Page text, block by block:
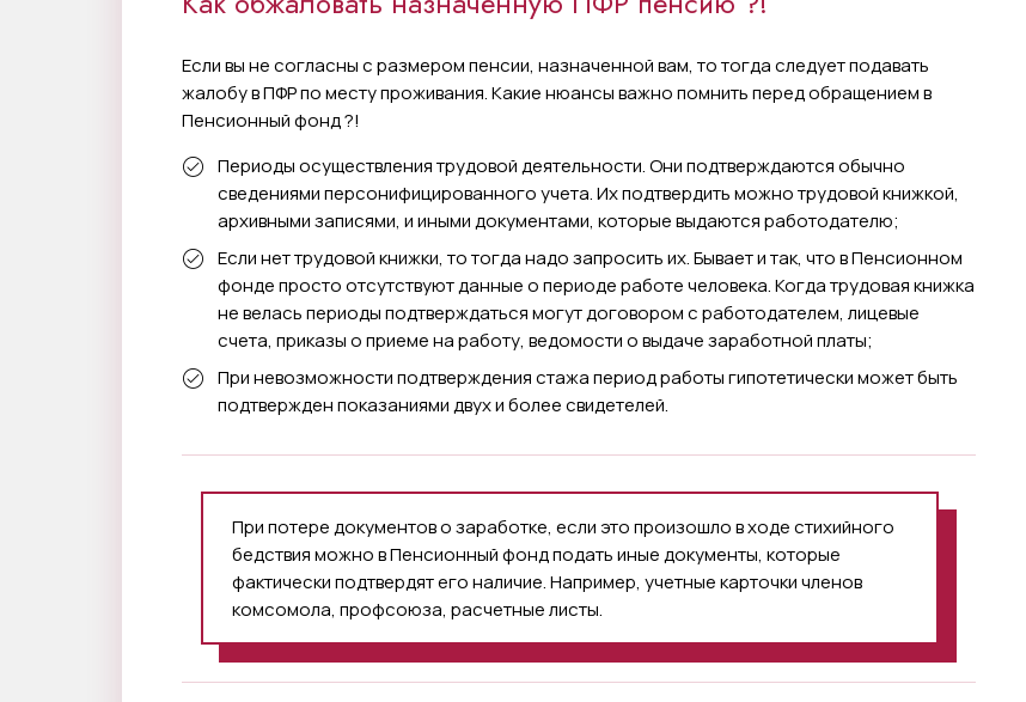
Если вы не согласны с размером пенсии, назначенной вам, то тогда следует подавать
жалобу в ПФР по месту проживания. Какие нюансы важно помнить перед обращением в
Пенсионный фонд ?!
Периоды осуществления трудовой деятельности. Они подтверждаются обычно
сведениями персонифицированного учета. Их подтвердить можно трудовой книжкой,
архивными записями, и иными документами, которые выдаются работодателю;
Если нет трудовой книжки, то тогда надо запросить их. Бывает и так, что в Пенсионном
фонде просто отсутствуют данные о периоде работе человека. Когда трудовая книжка
не велась периоды подтверждаться могут договором с работодателем, лицевые
счета, приказы о приеме на работу, ведомости о выдаче заработной платы;
При невозможности подтверждения стажа период работы гипотетически может быть
подтвержден показаниями двух и более свидетелей.
При потере документов о заработке, если это произошло в ходе стихийного
бедствия можно в Пенсионный фонд подать иные документы, которые
фактически подтвердят его наличие. Например, учетные карточки членов
комсомола, профсоюза, расчетные листы.